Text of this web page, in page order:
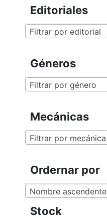
Editoriales
Filtrar por editorial
Géneros
Filtrar por género
Mecánicas
Filtrar por mecánica
Ordernar por
Nombre ascendente
Stock